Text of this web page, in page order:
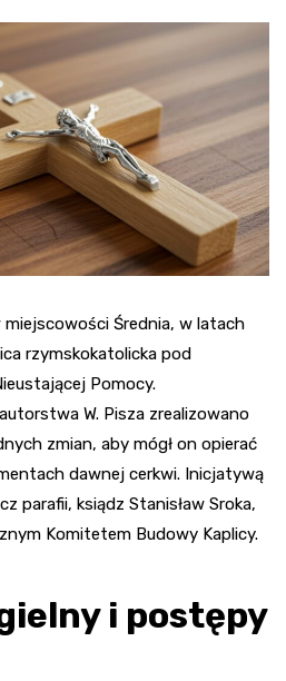
miejscowości Średnia, w latach
rzymskokatolicka pod
Pomocy.
W. Pisza zrealizowano
zmian, aby mógł on opierać
dawnej cerkwi. Inicjatywą
parafii, ksiądz Stanisław Sroka,
Komitetem Budowy Kaplicy.
i postępy